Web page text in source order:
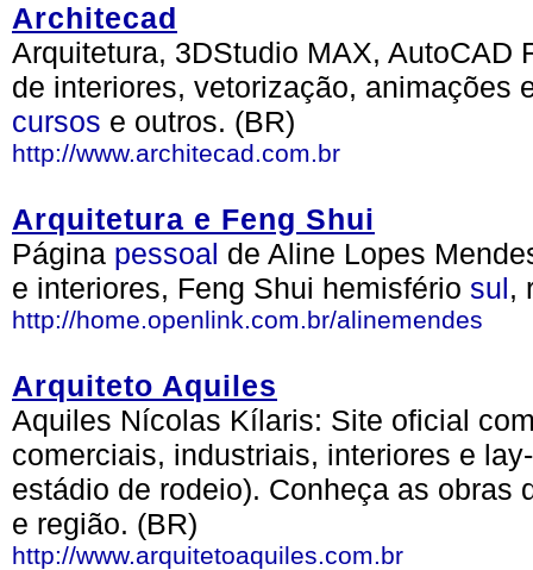
Architecad
Arquitetura, 3DStudio MAX, AutoCAD
de interiores, vetorização, animações
cursos e outros. (BR)
http://www.architecad.com.br
Arquitetura e Feng Shui
Página pessoal de Aline Lopes
e interiores, Feng Shui hemisfério sul,
http://home.openlink.com.br/alinemendes
Arquiteto Aquiles
Aquiles Nícolas Kílaris: Site oficial
comerciais, industriais, interiores e
estádio de rodeio). Conheça as obras
e região. (BR)
http://www.arquitetoaquiles.com.br